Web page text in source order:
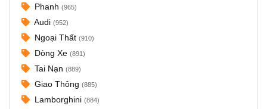
Phanh (965)
Audi (952)
Ngoại Thất (910)
Dòng Xe (891)
Tai Nạn (889)
Giao Thông (885)
Lamborghini (884)